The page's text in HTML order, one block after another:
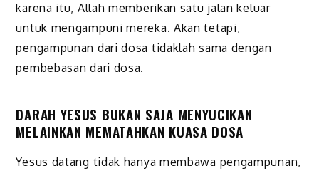
karena itu, Allah memberikan satu jalan keluar
untuk mengampuni mereka. Akan tetapi,
pengampunan dari dosa tidaklah sama dengan
pembebasan dari dosa.
DARAH YESUS BUKAN SAJA MENYUCIKAN
MELAINKAN MEMATAHKAN KUASA DOSA
Yesus datang tidak hanya membawa pengampunan,